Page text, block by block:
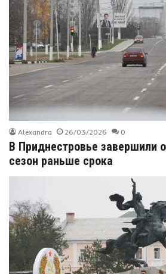
Alexandra 26/03/2026 0
В Приднестровье завершили
сезон раньше срока